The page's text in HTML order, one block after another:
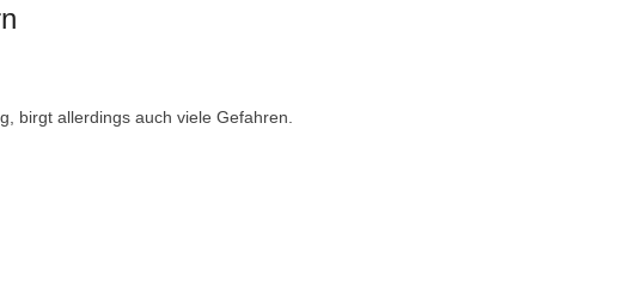
birgt allerdings auch viele Gefahren.